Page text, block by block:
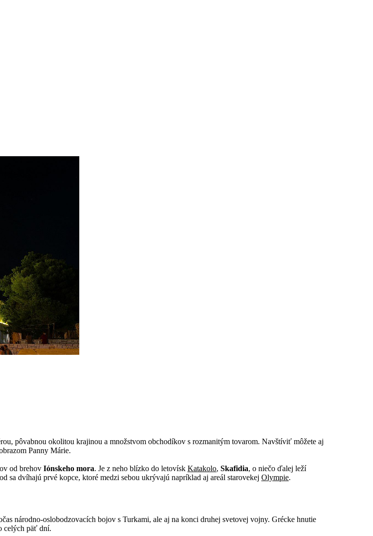
pôvabnou okolitou krajinou a množstvom obchodíkov s rozmanitým tovarom. Navštíviť môžete aj
Panny Márie.
od brehov Iónskeho mora. Je z neho blízko do letovísk Katakolo, Skafidia, o niečo ďalej leží
sa dvíhajú prvé kopce, ktoré medzi sebou ukrývajú napríklad aj areál starovekej Olympie.
národno-oslobodzovacích bojov s Turkami, ale aj na konci druhej svetovej vojny. Grécke hnutie
celých päť dní.